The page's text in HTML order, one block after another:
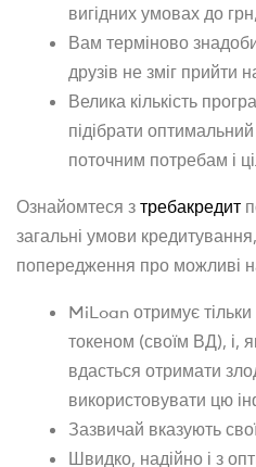
вигідних умовах до
Вам терміново
друзів не зміг прийти
Велика кількість
підібрати
поточним потребам і
Ознайомтеся з требакредит
загальні умови
попередження про можливі
MiLoan отримує
токеном (своїм ВД), і,
вдасться отримати
використовувати цю
Зазвичай вказують
Швидко, надійно і з